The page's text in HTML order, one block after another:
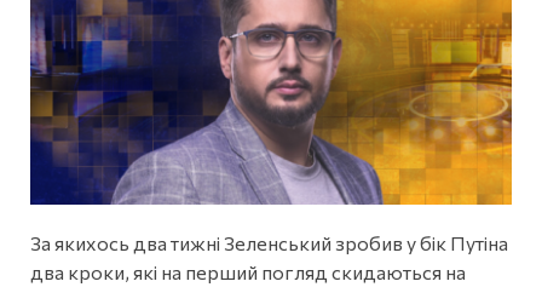
За якихось два тижні Зеленський зробив у бік Путіна
два кроки, які на перший погляд скидаються на